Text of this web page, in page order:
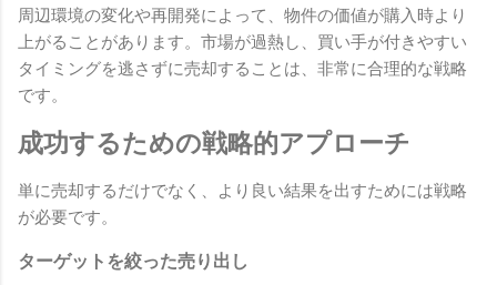
周辺環境の変化や再開発によって、物件の価値が購入時より
上がることがあります。市場が過熱し、買い手が付きやすい
タイミングを逃さずに売却することは、非常に合理的な戦略
です。
成功するための戦略的アプローチ
単に売却するだけでなく、より良い結果を出すためには戦略
が必要です。
ターゲットを絞った売り出し